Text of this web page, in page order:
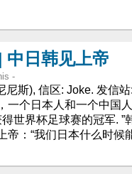
中日韩见上帝
-
尼斯), 信区: Joke. 发信
一个日本人和一个中国
世界杯足球赛的冠军.
帝：“我们日本什么时候